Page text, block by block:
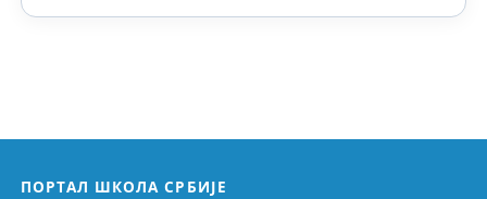
ПОРТАЛ ШКОЛА СРБИЈЕ